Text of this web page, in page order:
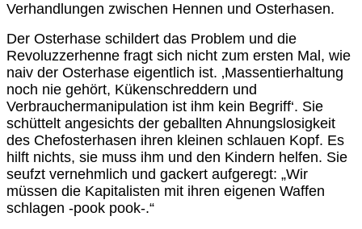
Verhandlungen zwischen Hennen und Osterhasen.
Der Osterhase schildert das Problem und die
Revoluzzerhenne fragt sich nicht zum ersten Mal, wie
naiv der Osterhase eigentlich ist. ‚Massentierhaltung
noch nie gehört, Kükenschreddern und
Verbrauchermanipulation ist ihm kein Begriff‘. Sie
schüttelt angesichts der geballten Ahnungslosigkeit
des Chefosterhasen ihren kleinen schlauen Kopf. Es
hilft nichts, sie muss ihm und den Kindern helfen. Sie
seufzt vernehmlich und gackert aufgeregt: „Wir
müssen die Kapitalisten mit ihren eigenen Waffen
schlagen -pook pook-.“